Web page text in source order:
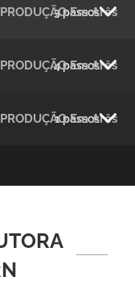
Em Arês
3 passos
PRODUÇÃO Em Arês
4 passos
Em Arês
1 passos